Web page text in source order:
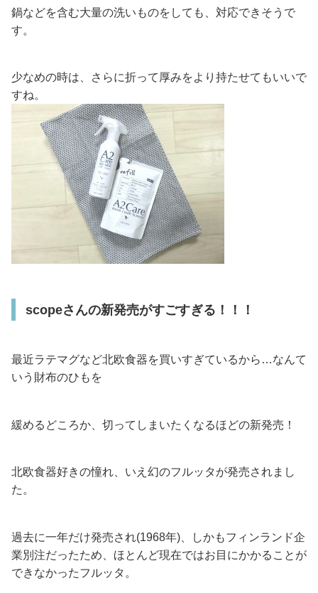
鍋などを含む大量の洗いものをしても、対応できそうで
す。
少なめの時は、さらに折って厚みをより持たせてもいいで
すね。
scopeさんの新発売がすごすぎる！！！
最近ラテマグなど北欧食器を買いすぎているから…なんて
いう財布のひもを
緩めるどころか、切ってしまいたくなるほどの新発売！
北欧食器好きの憧れ、いえ幻のフルッタが発売されまし
た。
過去に一年だけ発売され(1968年)、しかもフィンランド企
業別注だったため、ほとんど現在ではお目にかかることが
できなかったフルッタ。